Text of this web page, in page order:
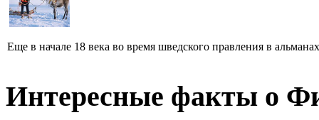
Еще в начале 18 века во время шведского правления в
Интересные факты о